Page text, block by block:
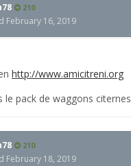
210
February 16, 2019
http://www.amicitreni.org
le pack de waggons citernes
210
February 18, 2019